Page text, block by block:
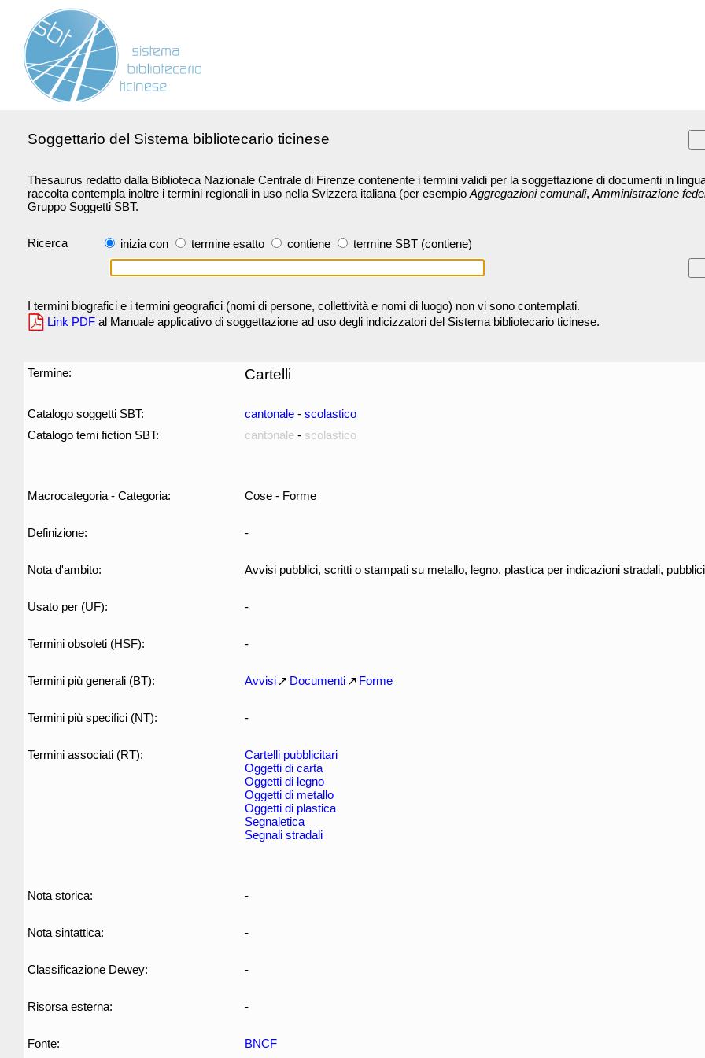
Soggettario del Sistema bibliotecario ticinese
Thesaurus redatto dalla Biblioteca Nazionale Centrale di Firenze contenente i termini validi per la soggettazione di documenti in
raccolta contempla inoltre i termini regionali in uso nella Svizzera italiana (per esempio Aggregazioni comunali, Amministrazione
Gruppo Soggetti SBT.
Ricerca inizia con termine esatto contiene termine SBT (contiene)
I termini biografici e i termini geografici (nomi di persone, collettività e nomi di luogo) non vi sono contemplati.
Link PDF al Manuale applicativo di soggettazione ad uso degli indicizzatori del Sistema bibliotecario ticinese.
Termine: Cartelli
Catalogo soggetti SBT: cantonale - scolastico
Catalogo temi fiction SBT:
cantonale - scolastico
Macrocategoria - Categoria: Cose - Forme
Definizione: -
Nota d'ambito: Avvisi pubblici, scritti o stampati su metallo, legno, plastica per indicazioni stradali,
Usato per (UF): -
Termini obsoleti (HSF): -
Termini più generali (BT): Avvisi Documenti Forme
Termini più specifici (NT): -
Termini associati (RT):
Cartelli pubblicitari
Oggetti di carta
Oggetti di legno
Oggetti di metallo
Oggetti di plastica
Segnaletica
Segnali stradali
Nota storica: -
Nota sintattica: -
Classificazione Dewey: -
Risorsa esterna: -
Fonte: BNCF